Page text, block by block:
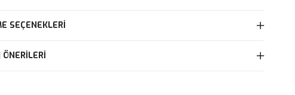
SEÇENEKLERI
ÖNERILERI